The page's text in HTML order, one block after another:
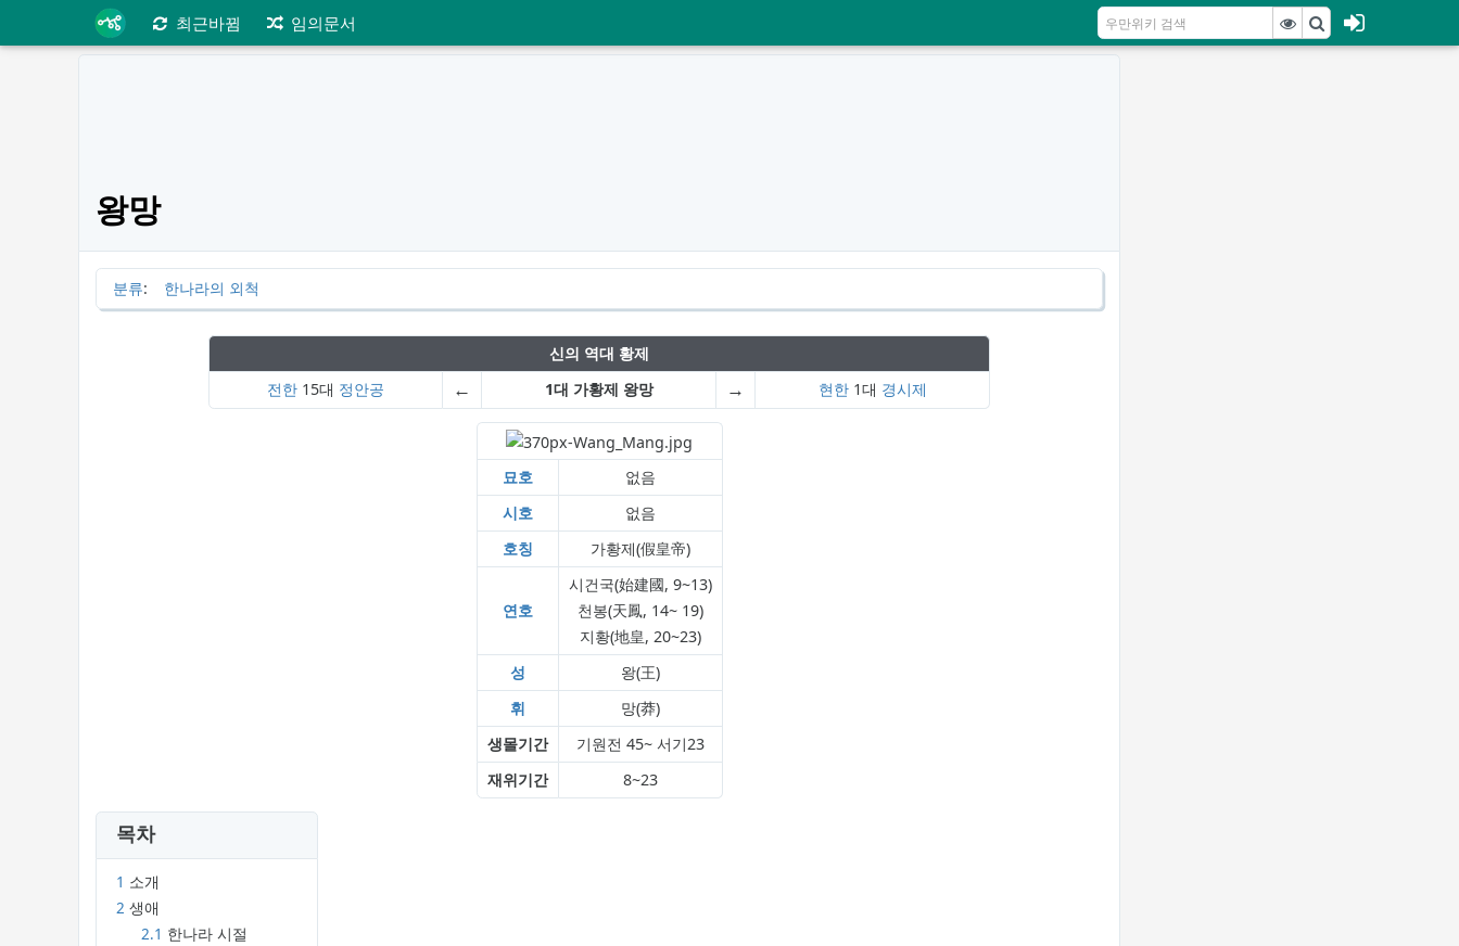
최근바뀜 임의문서
왕망
분류: 한나라의 외척
신의 역대 황제
전한 15대 정안공 ← 1대 가황제 왕망 → 현한1대 경시제
묘호
없음
시호
없음
호칭
가황제(假皇帝)
연호
시건국(始建國, 9~13)
천봉(天鳳, 14~ 19)
지황(地皇, 20~23)
성
왕(王)
휘
망(莽)
생몰기간
기원전 45~ 서기23
재위기간
8~23
목차
1 소개
2 생애
2.1 한나라 시절